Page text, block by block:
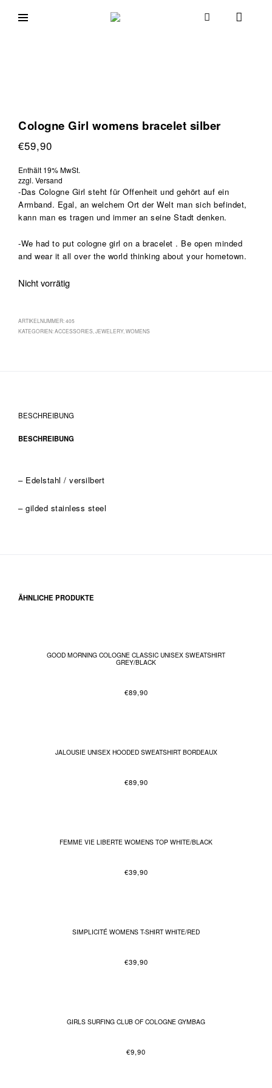
Cologne Girl womens bracelet silber
€59,90
Enthält 19% MwSt.
zzgl. Versand
-Das Cologne Girl steht für Offenheit und gehört auf ein
Armband. Egal, an welchem Ort der Welt man sich befindet,
kann man es tragen und immer an seine Stadt denken.
-We had to put cologne girl on a bracelet . Be open minded
and wear it all over the world thinking about your hometown.
Nicht vorrätig
ARTIKELNUMMER:405
KATEGORIEN:ACCESSORIES JEWELERY, WOMENS
BESCHREIBUNG
BESCHREIBUNG
– Edelstahl / versilbert
– gilded stainless steel
ÄHNLICHE PRODUKTE
GOOD MORNING COLOGNE CLASSIC UNISEX SWEATSHIRT
GREY/BLACK
€89,90
JALOUSIE UNISEX HOODED SWEATSHIRT BORDEAUX
€89,90
FEMME VIE LIBERTE WOMENS TOP WHITE/BLACK
€39,90
SIMPLICITÉ WOMENS T-SHIRT WHITE/RED
€39,90
GIRLS SURFING CLUB OF COLOGNE GYMBAG
€9,90